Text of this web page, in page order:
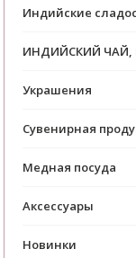
Индийские
ИНДИЙСКИЙ ЧАЙ,
Украшения
Сувенирная
Медная посуда
Аксессуары
Новинки